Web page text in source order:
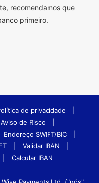
recomendamos que
primeiro.
de privacidade
Aviso de Risco
Endereço SWIFT/BIC
Validar IBAN
Calcular IBAN